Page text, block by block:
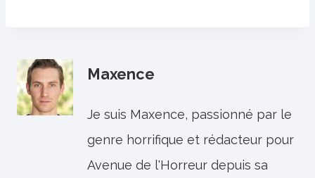
Maxence
Je suis Maxence, passionné par le
genre horrifique et rédacteur pour
Avenue de l'Horreur depuis sa